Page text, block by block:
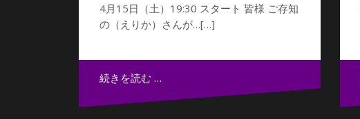
4月15日（土）19:30 スタート 皆様 ご存知
の（えりか）さんが…[…]
続きを読む …